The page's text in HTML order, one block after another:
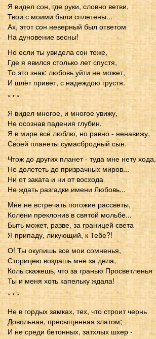
Я видел сон, где руки, словно ветви,
Твои с моими были сплетены...
Ах, этот сон неверный был ответом
На дуновение весны!
Но если ты увидела сон тоже,
Где я явился столько лет спустя,
То это знак: любовь уйти не может,
И шлёт привет, с надеждою грустя.
* * *
Я видел многое, и многое увижу,
Не осознав падения глубин.
Я в мире всё люблю, но равно - ненавижу,
Своей планеты сумасбродный сын.
Чтож до других планет - туда мне нету хода,
Не долететь до призрачных миров...
Ни от заката и ни от восхода
Не ждать разгадки имени Любовь...
Мне не встречать погожие рассветы,
Колени преклонив в святой мольбе...
Быть может, разве, за границей света
Я припаду, ликующий, к Тебе?!
О! Ты окупишь все мои сомненья,
Сторицею воздашь мне за дела,
Коль скажешь, что за гранью Просветленья
Ты и меня хоть капельку ждала!
* * *
Не в гордых замках, тех, что строит чернь
Довольная, пресыщенная златом;
И не среди бетонных, затхлых шхер -